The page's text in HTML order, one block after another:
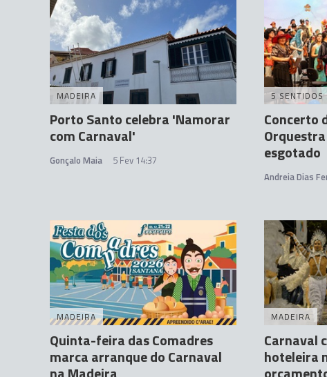
MADEIRA
Porto Santo celebra 'Namorar
com Carnaval'
Gonçalo Maia 5 Fev 14:37
5 SENTIDOS
Concerto
esgotado
Andreia Dias
MADEIRA
Quinta-feira das Comadres
marca arranque do Carnaval
MADEIRA
Carnaval
hoteleira